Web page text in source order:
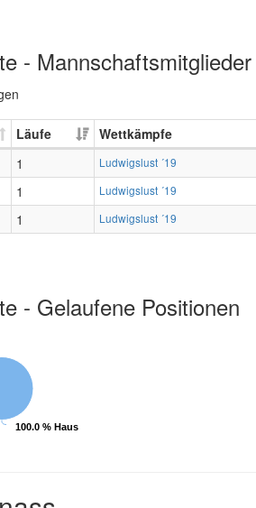
- Mannschaftsmitglieder
Läufe
Wettkämpfe
1 Ludwigslust ´19
1 Ludwigslust ´19
1 Ludwigslust ´19
- Gelaufene Positionen
100.0 % Haus
100.0 % Haus